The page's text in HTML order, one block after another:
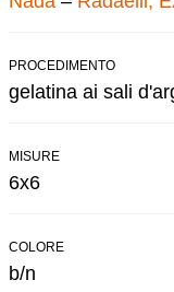
PROCEDIMENTO
gelatina ai sali
MISURE
6x6
COLORE
b/n